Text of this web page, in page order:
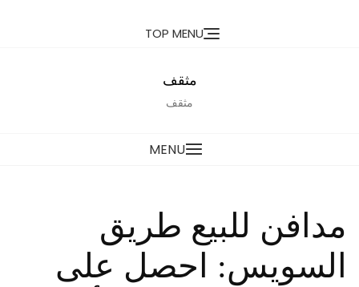
TOP MENU
مثقف
مثقف
MENU
مدافن للبيع طريق
السويس: احصل على